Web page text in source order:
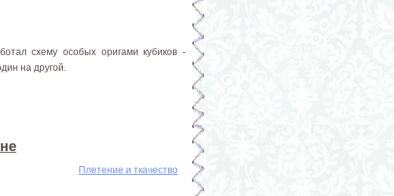
схему особых оригами кубиков -
на другой.
Плетение и ткачество